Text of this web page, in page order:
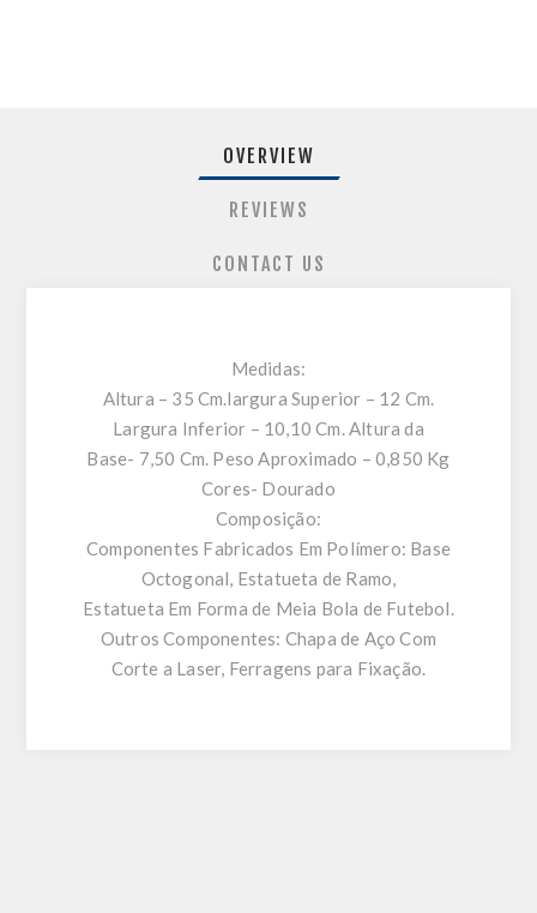
OVERVIEW
REVIEWS
CONTACT US
Medidas:
Altura – 35 Cm.largura Superior – 12 Cm.
Largura Inferior – 10,10 Cm. Altura da
Base- 7,50 Cm. Peso Aproximado – 0,850 Kg
Cores- Dourado
Composição:
Componentes Fabricados Em Polímero: Base
Octogonal, Estatueta de Ramo,
Estatueta Em Forma de Meia Bola de Futebol.
Outros Componentes: Chapa de Aço Com
Corte a Laser, Ferragens para Fixação.